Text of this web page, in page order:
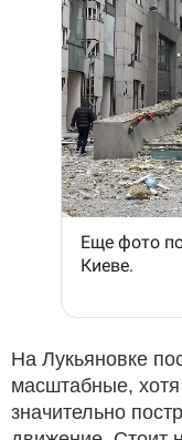
На Лукьяновке
масштабные,
значительно